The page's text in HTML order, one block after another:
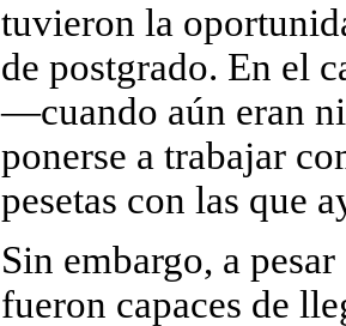
tuvieron la
de postgrado. En el
—cuando aún eran
ponerse a trabajar
pesetas con las que
Sin embargo, a
fueron capaces de